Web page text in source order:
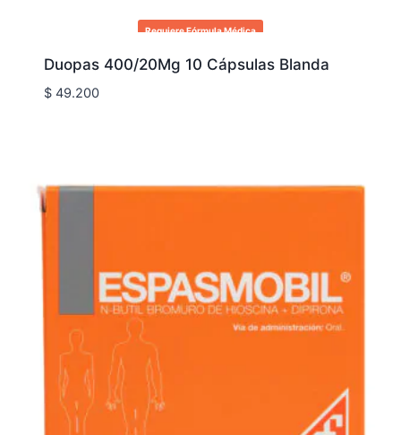
Requiere Fórmula Médica
Duopas 400/20Mg 10 Cápsulas Blanda
$49.200